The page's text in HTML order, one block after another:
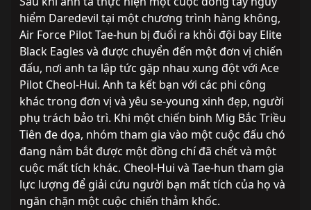
hiểm Daredevil tại một chương trình hàng không,
Air Force Pilot Tae-hun bị đuổi ra khỏi đội bay Elite
Black Eagles và được chuyển đến một đơn vị chiến
đấu, nơi anh ta lập tức gặp nhau xung đột với Ace
Pilot Cheol-Hui. Anh ta kết bạn với các phi công
khác trong đơn vị và yêu se-young xinh đẹp, người
phụ trách bảo trì. Khi một chiến binh Mig Bắc Triều
Tiên đe dọa, nhóm tham gia vào một cuộc đấu chó
đang nắm bắt được một đồng chí đã chết và một
cuộc mất tích khác. Cheol-Hui và Tae-hun tham gia
lực lượng để giải cứu người bạn mất tích của họ và
ngăn chặn một cuộc chiến thảm khốc.